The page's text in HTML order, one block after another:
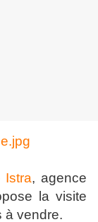
Istra, agence
la visite
à vendre.